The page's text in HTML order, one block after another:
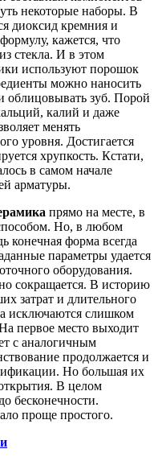
некоторые наборы. В
диоксид кремния и
кажется, что
стекла. И в этом
используют порошок
можно наносить
облицовывать зуб. Порой
калий и даже
менять
уровня. Достигается
хрупкость. Кстати,
в самом начале
арматуры.
прямо на месте, в
Но, в любом
конечная форма всегда
параметры удается
оборудования.
сокращается. В историю
затрат и длительного
исключаются слишком
первое место выходит
с аналогичным
продолжается и
Но большая их
В целом
бесконечности.
проще простого.